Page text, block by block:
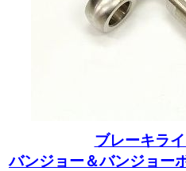
ブレーキラ
バンジョー＆バンジョー